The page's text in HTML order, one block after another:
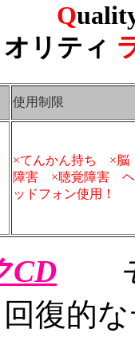
Q
オリティ
使用制限
×てんかん持ち ×脳
障害 ×聴覚障害 ヘ
ッドフォン使用！
CD
復的